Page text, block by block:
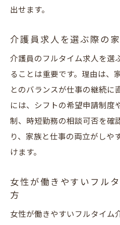
出せます。
介護員求人を選ぶ際の
介護員のフルタイム求人を選
ることは重要です。理由は、
とのバランスが仕事の継続に
には、シフトの希望申請制度
制、時短勤務の相談可否を確
り、家族と仕事の両立がしや
けます。
女性が働きやすいフル
方
女性が働きやすいフルタイム